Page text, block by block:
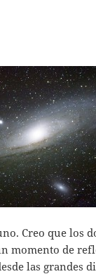
Creo que los
momento de
las grandes